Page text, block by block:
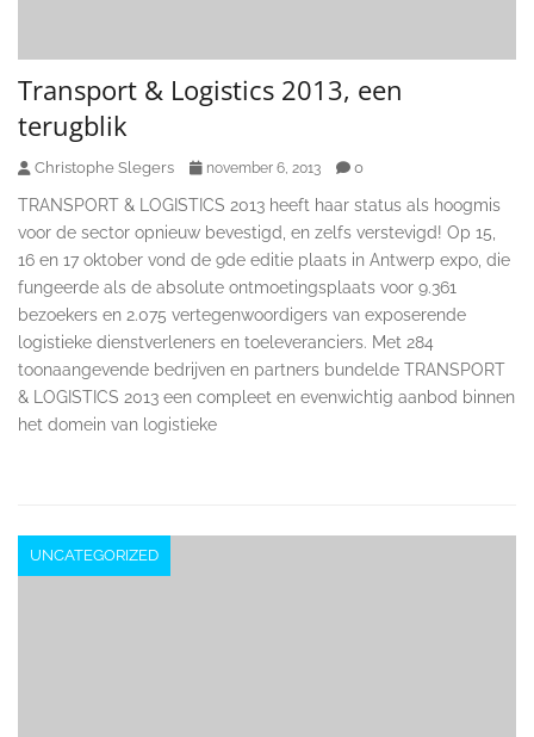
Transport & Logistics 2013, een
terugblik
Christophe Slegers november 6, 2013 0
TRANSPORT & LOGISTICS 2013 heeft haar status als hoogmis
voor de sector opnieuw bevestigd, en zelfs verstevigd! Op 15,
16 en 17 oktober vond de 9de editie plaats in Antwerp expo, die
fungeerde als de absolute ontmoetingsplaats voor 9.361
bezoekers en 2.075 vertegenwoordigers van exposerende
logistieke dienstverleners en toeleveranciers. Met 284
toonaangevende bedrijven en partners bundelde TRANSPORT
& LOGISTICS 2013 een compleet en evenwichtig aanbod binnen
het domein van logistieke
UNCATEGORIZED